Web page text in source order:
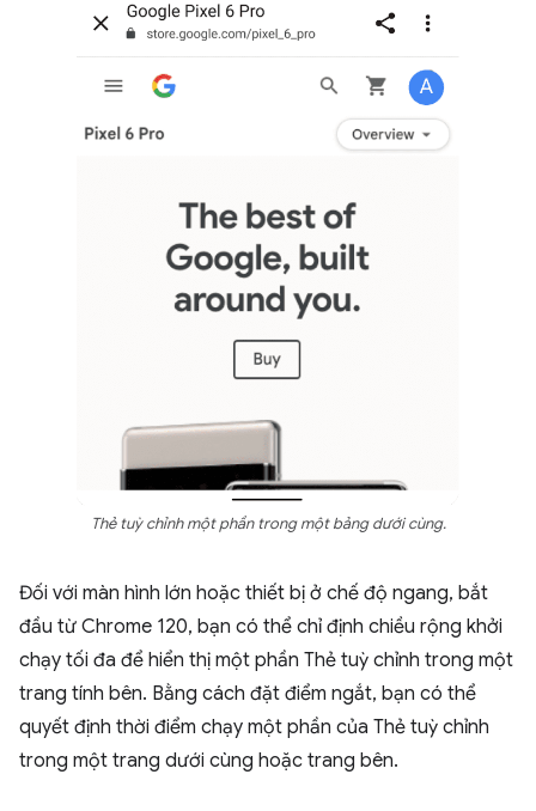
Thẻ tuỳ chỉnh một phần trong một bảng dưới cùng.
Đối với màn hình lớn hoặc thiết bị ở chế độ ngang, bắt
đầu từ Chrome 120, bạn có thể chỉ định chiều rộng khởi
chạy tối đa để hiển thị một phần Thẻ tuỳ chỉnh trong một
trang tính bên. Bằng cách đặt điểm ngắt, bạn có thể
quyết định thời điểm chạy một phần của Thẻ tuỳ chỉnh
trong một trang dưới cùng hoặc trang bên.